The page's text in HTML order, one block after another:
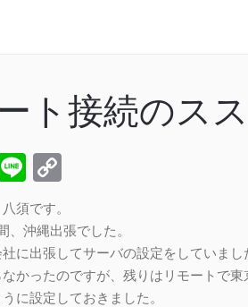
ト接続のス
Line
須です。
、沖縄出張でした。
に出張してサーバの設定をしていまし
かったのですが、残りはリモートで東
に設定しておきました。